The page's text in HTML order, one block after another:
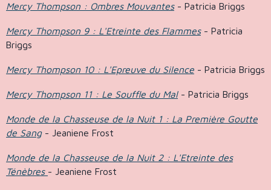
Mercy Thompson : Ombres Mouvantes- Patricia Briggs
Mercy Thompson 9 : L'Etreinte des Flammes- Patricia
Briggs
Mercy Thompson 10 : L'Epreuve du Silence - Patricia Briggs
Mercy Thompson 11 : Le Souffle du Mal- Patricia Briggs
Monde de la Chasseuse de la Nuit 1 : La Première Goutte
de Sang- Jeaniene Frost
Monde de la Chasseuse de la Nuit 2 : L'Etreinte des
Ténèbres - Jeaniene Frost